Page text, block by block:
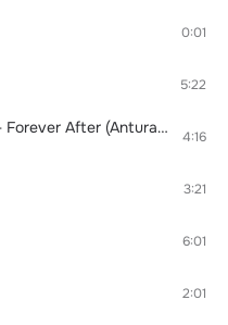
0:01
5:22
Anton Ishutin Feat. Tiana - Forever After (Anturage Remix) 4:16
3:21
6:01
2:01